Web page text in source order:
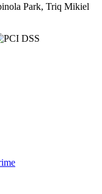
Park, Triq Mikiel